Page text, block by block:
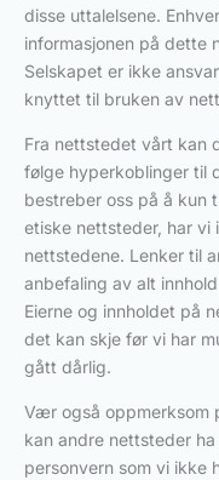
disse uttalelsene.
informasjonen på dette
Selskapet er ikke
knyttet til bruken av
Fra nettstedet vårt kan
følge hyperkoblinger til
bestreber oss på å kun
etiske nettsteder, har vi
nettstedene. Lenker til
anbefaling av alt
Eierne og innholdet på
det kan skje før vi har
gått dårlig.
Vær også oppmerksom
kan andre nettsteder
personvern som vi ikke